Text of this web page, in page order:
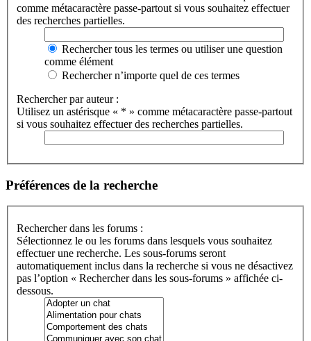
comme métacaractère passe-partout si vous souhaitez effectuer
des recherches partielles.
Rechercher tous les termes ou utiliser une question
comme élément
Rechercher n’importe quel de ces termes
Rechercher par auteur :
Utilisez un astérisque « * » comme métacaractère passe-partout
si vous souhaitez effectuer des recherches partielles.
Préférences de la recherche
Rechercher dans les forums :
Sélectionnez le ou les forums dans lesquels vous souhaitez
effectuer une recherche. Les sous-forums seront
automatiquement inclus dans la recherche si vous ne désactivez
pas l’option « Rechercher dans les sous-forums » affichée ci-
dessous.